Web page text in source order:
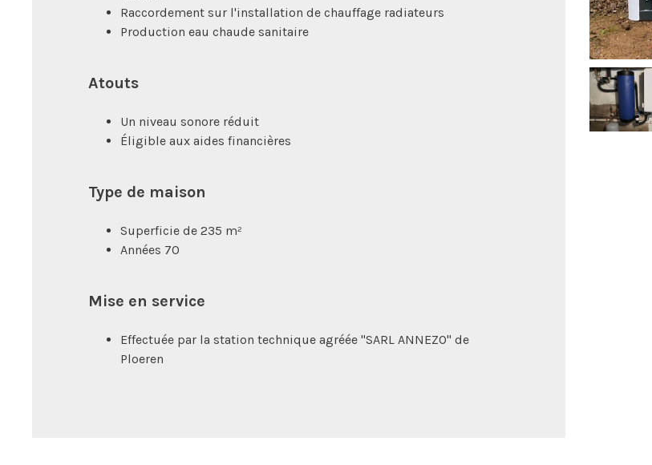
Raccordement sur l'installation de chauffage radiateurs
Production eau chaude sanitaire
Atouts
Un niveau sonore réduit
Éligible aux aides financières
Type de maison
Superficie de 235 m²
Années 70
Mise en service
Effectuée par la station technique agréée "SARL ANNEZO" de
Ploeren